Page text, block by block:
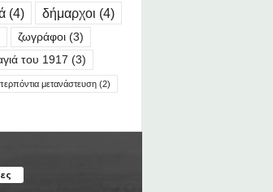
(4) δήμαρχοι (4)
ζωγράφοι(3)
του 1917 (3)
μετανάστευση(2)